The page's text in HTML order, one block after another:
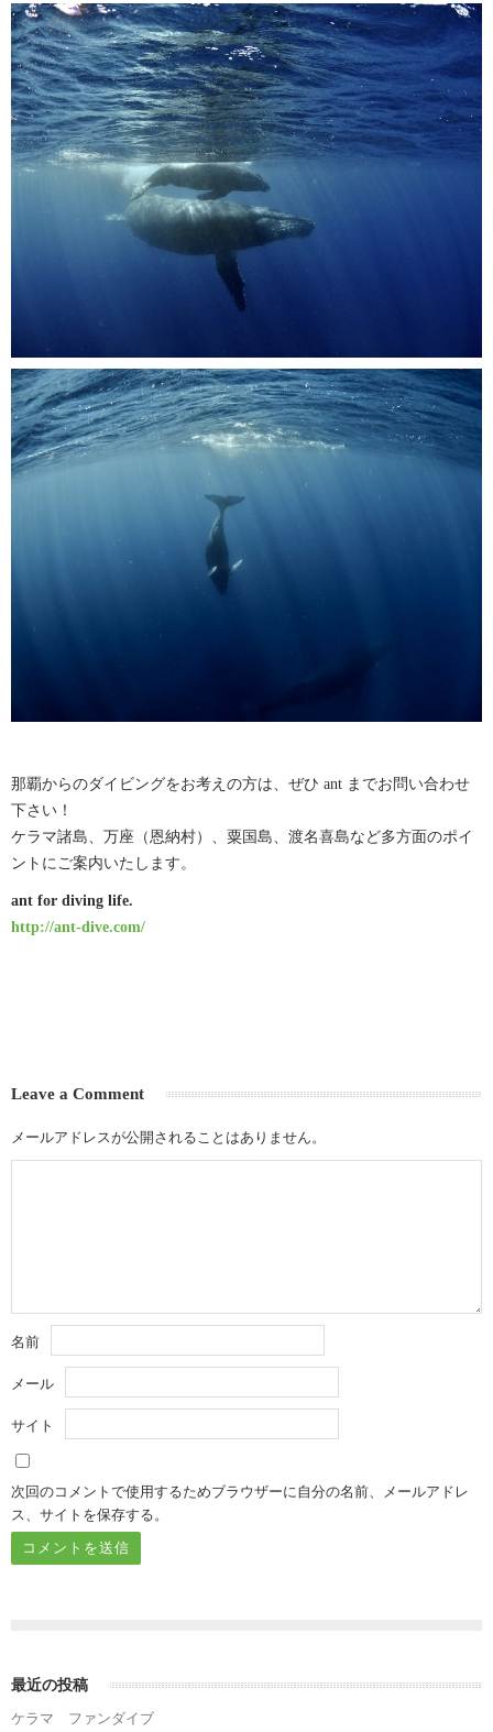
那覇からのダイビングをお考えの方は、ぜひ ant までお問い合わせ
下さい！
ケラマ諸島、万座（恩納村）、粟国島、渡名喜島など多方面のポイ
ントにご案内いたします。
ant for diving life.
http://ant-dive.com/
Leave a Comment
メールアドレスが公開されることはありません。
名前
メール
サイト
次回のコメントで使用するためブラウザーに自分の名前、メールアドレ
ス、サイトを保存する。
最近の投稿
ケラマ ファンダイブ